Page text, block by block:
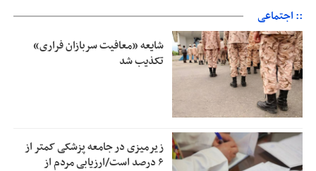
:: اجتماعی
شایعه «معافیت سربازان فراری»
تکذیب شد
زیرمیزی در جامعه پزشکی کمتر از
۶ درصد است/ارزیابی مردم از